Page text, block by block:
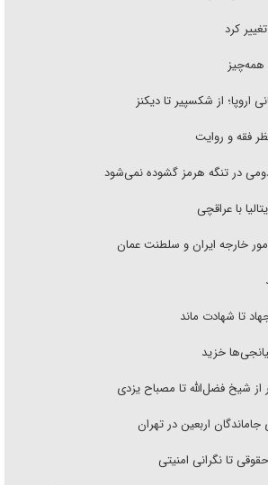
کرد
اروپا؛ از شکسپیر تا دیکنز
فقه و روایت
در تنگه هرمز گشوده نمی‌شود
با عراقچی
خارجه ایران و سلطنت عمان
تا شهادت ماند
خزید
از شیخ فضل‌الله تا مصباح یزدی
اربعین در تهران
تا نگرانی امنیتی